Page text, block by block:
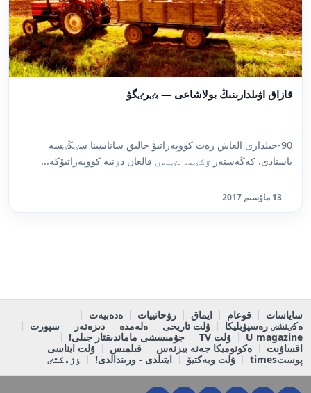
قازاق اۋىلدارىنىڭ بولاشاعى — بٸرٸگۋ
90-جىلدارى العاش رەت كووپەراتيۆ حالىق ساناسىنا سٸڭٸسە
باستادى. كەڭەستەر ٷكٸمەتٸنەن قالعان دٷنيە كووپەراتيۆكە...
13 ماۋسىم 2017
ساياسات قوعام ايماق رۋحانييات
ەدەبيەت
ەكٸنشٸ رەسپۋبليكا
ۇلت تاريحى ەلەمدە دىزەتەر
سپورت
U magazine
ۇلت TV
جۇمىسشى ماماندىقتار جىلى!
اقساۋىت
ەكونوميكا جەنە بيزنەس قىلمىس
ۇلت ايناسى
پوستtimes
ۇلت وبەكتيۆ ايتىلدى - ورىندالدى! ٶزەكتٸ